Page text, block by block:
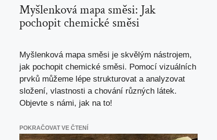
Myšlenková mapa směsi: Jak
pochopit chemické směsi
Myšlenková mapa směsi je skvělým nástrojem,
jak pochopit chemické směsi. Pomocí vizuálních
prvků můžeme lépe strukturovat a analyzovat
složení, vlastnosti a chování různých látek.
Objevte s námi, jak na to!
POKRAČOVAT VE ČTENÍ